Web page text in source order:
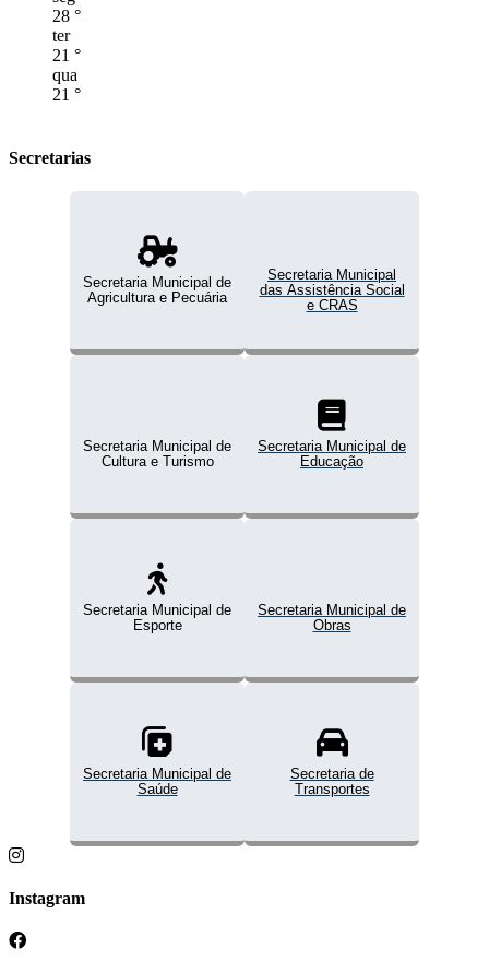
28 °
ter
21 °
qua
21 °
Secretarias
Secretaria Municipal de
Agricultura e Pecuária
Secretaria Municipal
das Assistência Social
e CRAS
Secretaria Municipal de
Cultura e Turismo
Secretaria Municipal de
Educação
Secretaria Municipal de
Esporte
Secretaria Municipal de
Obras
Secretaria Municipal de
Saúde
Secretaria de
Transportes
Instagram